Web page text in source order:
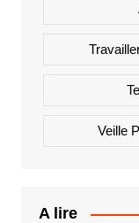
Veille
A lire